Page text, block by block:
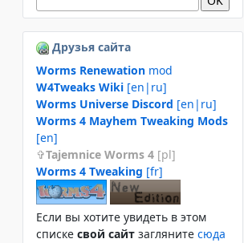
Друзья сайта
Worms Renewation mod
W4Tweaks Wiki [en|ru]
Worms Universe Discord [en|ru]
Worms 4 Mayhem Tweaking Mods
[en]
Tajemnice Worms 4 [pl]
Worms 4 Tweaking [fr]
Если вы хотите увидеть в этом
спиcке свой сайт загляните сюда